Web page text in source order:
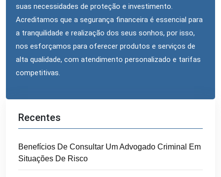
suas necessidades de proteção e investimento.
Acreditamos que a segurança financeira é essencial para
a tranquilidade e realização dos seus sonhos, por isso,
nos esforçamos para oferecer produtos e serviços de
alta qualidade, com atendimento personalizado e tarifas
competitivas.
Recentes
Benefícios De Consultar Um Advogado Criminal Em
Situações De Risco